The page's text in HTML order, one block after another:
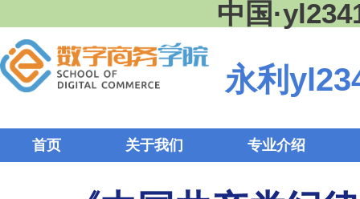
中国
永利
首页 关于我们 专业介绍